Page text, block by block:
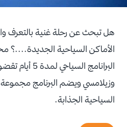
هل تبحث عن رحلة غنية بالتعرف
الأماكن السياحية الجديدة....؟
البرانامج
وزيلامسي ويضم البرنامج
السياحية الجذابة.